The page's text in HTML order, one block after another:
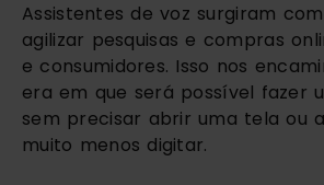
Assistentes de voz surgiram
agilizar pesquisas e compras
e consumidores. Isso nos
era em que será possível fazer
sem precisar abrir uma tela ou
muito menos digitar.